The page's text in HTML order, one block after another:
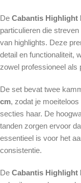
De Cabantis Highlight
particulieren die
van highlights. Deze
detail en functionaliteit,
zowel professioneel als
De set bevat twee
cm, zodat je
secties haar. De
tanden zorgen ervoor
essentieel is voor het
consistentie.
De Cabantis Highlight